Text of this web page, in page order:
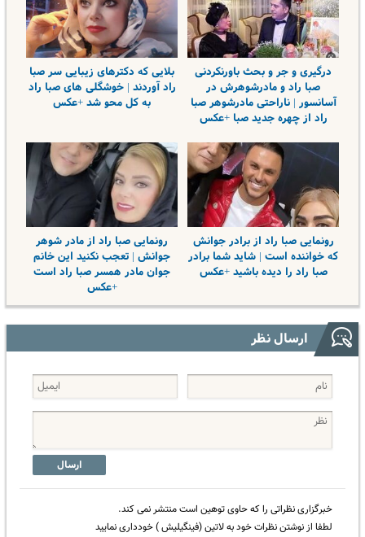
درگیری و جر و بحث باورنکردنی
صبا راد و مادرشوهرش در
آسانسور | ناراحتی مادرشوهر صبا
راد از چهره جدید صبا +عکس
بلایی که دکترهای زیبایی سر صبا
راد آوردند | خوشگلی های صبا راد
به کل محو شد +عکس
رونمایی صبا راد از برادر جوانش
که خواننده است | شاید شما برادر
صبا راد را دیده باشید +عکس
رونمایی صبا راد از مادر شوهر
جوانش | تعجب نکنید این خانم
جوان مادر همسر صبا راد است
+عکس
ارسال نظر
ارسال
خبرگزاری نظراتی را که حاوی توهین است منتشر نمی کند.
لطفا از نوشتن نظرات خود به لاتین (فینگیلیش ) خودداری نمایید